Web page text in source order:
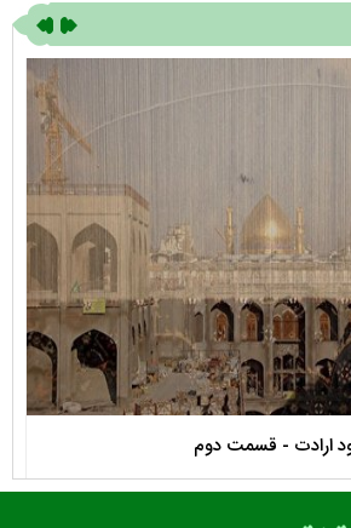
ارادت - قسمت دوم